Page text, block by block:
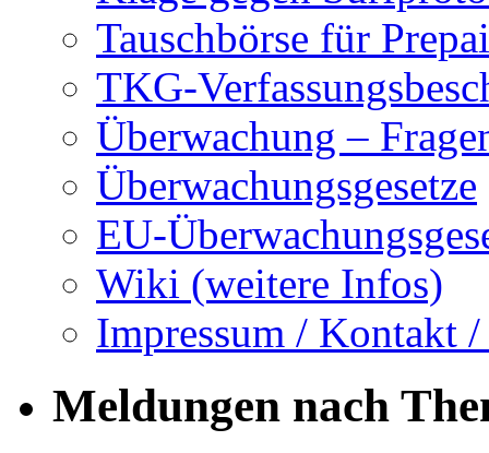
Tauschbörse für
TKG-
Überwachung –
Überwachungsgesetze
EU-
Wiki (weitere Infos)
Impressum / Kontakt
Meldungen nach